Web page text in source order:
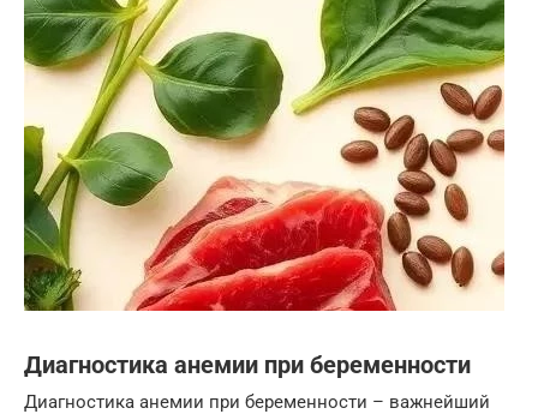
Диагностика анемии при беременности
Диагностика анемии при беременности – важнейший